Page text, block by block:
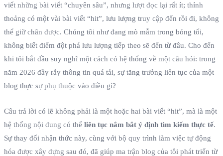
viết những bài viết “chuyên sâu”, nhưng lượt đọc lại rất ít; thỉnh
thoảng có một vài bài viết “hit”, lưu lượng truy cập đến rồi đi, không
thể giữ chân được. Chúng tôi như đang mò mẫm trong bóng tối,
không biết điểm đột phá lưu lượng tiếp theo sẽ đến từ đâu. Cho đến
khi tôi bắt đầu suy nghĩ một cách có hệ thống về một câu hỏi: trong
năm 2026 đầy rẫy thông tin quá tải, sự tăng trưởng liên tục của một
blog thực sự phụ thuộc vào điều gì?
Câu trả lời có lẽ không phải là một hoặc hai bài viết “hit”, mà là một
hệ thống nội dung có thể liên tục nắm bắt ý định tìm kiếm thực tế.
Sự thay đổi nhận thức này, cùng với bộ quy trình làm việc tự động
hóa được xây dựng sau đó, đã giúp ma trận blog của tôi phát triển từ